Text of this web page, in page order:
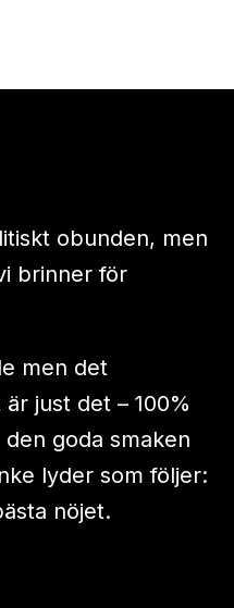
obunden, men
brinner för
men det
just det – 100%
goda smaken
lyder som följer:
nöjet.